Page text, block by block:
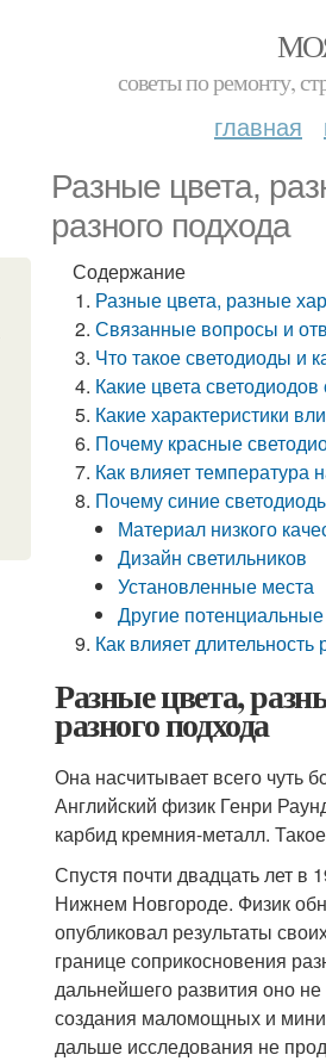
советы по ремонту,
главная
Разные цвета,
разного подхода
Содержание
Разные цвета, разные
Связанные вопросы и
Что такое светодиоды и
Какие цвета
Какие характеристики
Почему красные
Как влияет температура
Почему синие
Материал низкого
Дизайн светильников
Установленные места
Другие
Как влияет
Разные цвета,
разного подхода
Она насчитывает всего чуть
Английский физик Генри
карбид кремния-металл.
Спустя почти двадцать лет в
Нижнем Новгороде. Физик
опубликовал результаты
границе соприкосновения
дальнейшего развития оно
создания маломощных и
дальше исследования не